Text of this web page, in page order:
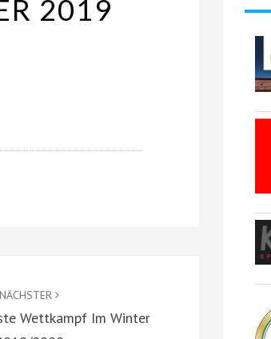
2019
NÄCHSTER
Wettkampf Im Winter